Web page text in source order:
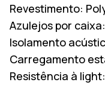
Revestimento:
Azulejos por caixa:
Isolamento
Carregamento
Resistência à light: